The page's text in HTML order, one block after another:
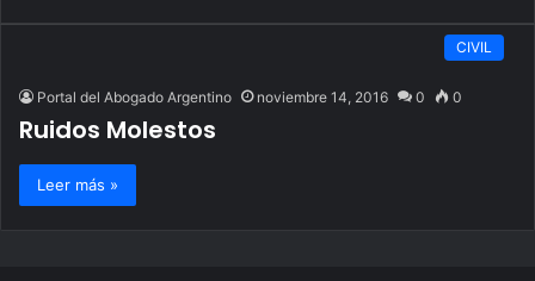
CIVIL
Portal del Abogado Argentino noviembre 14, 2016 0 0
Ruidos Molestos
Leer más »